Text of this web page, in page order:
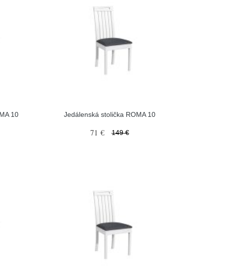
10 Jedálenská stolička ROMA 10
71 € 149 €